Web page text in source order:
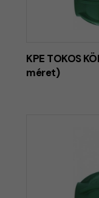
KPE TOKOS
méret)